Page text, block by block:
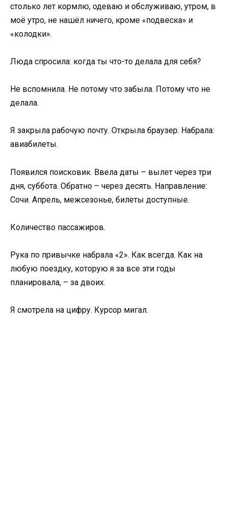
столько лет кормлю, одеваю и обслуживаю, утром, в
моё утро, не нашёл ничего, кроме «подвеска» и
«колодки».
Люда спросила: когда ты что-то делала для себя?
Не вспомнила. Не потому что забыла. Потому что не
делала.
Я закрыла рабочую почту. Открыла браузер. Набрала:
авиабилеты.
Появился поисковик. Ввела даты – вылет через три
дня, суббота. Обратно – через десять. Направление:
Сочи. Апрель, межсезонье, билеты доступные.
Количество пассажиров.
Рука по привычке набрала «2». Как всегда. Как на
любую поездку, которую я за все эти годы
планировала, – за двоих.
Я смотрела на цифру. Курсор мигал.